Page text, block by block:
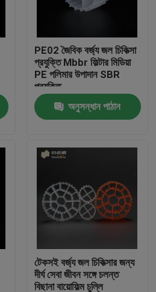
PE02 জৈবিক বর্জ্য জল চিকিত্সা
প্রযুক্তি Mbbr ফিল্টার মিডিয়া
PE পলিমার উপাদান SBR
প্রযুক্তি
অনুসন্ধান পাঠান
টেকসই বর্জ্য জল চিকিত্সার জন্য
দীর্ঘ সেবা জীবন সঙ্গে চলন্ত
বিছানা বায়োফিল্ম চুল্লি